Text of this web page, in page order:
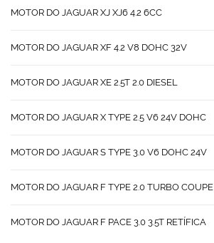
MOTOR DO JAGUAR XJ XJ6 4.2 6CC
MOTOR DO JAGUAR XF 4.2 V8 DOHC 32V
MOTOR DO JAGUAR XE 2.5T 2.0 DIESEL
MOTOR DO JAGUAR X TYPE 2.5 V6 24V DOHC
MOTOR DO JAGUAR S TYPE 3.0 V6 DOHC 24V
MOTOR DO JAGUAR F TYPE 2.0 TURBO COUPE
MOTOR DO JAGUAR F PACE 3.0 3.5T RETÍFICA